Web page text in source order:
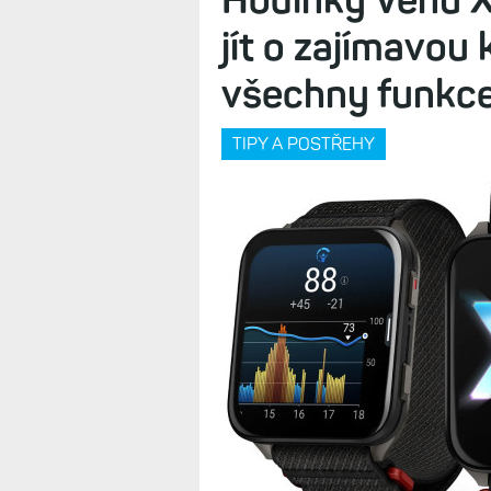
jít o zajímavou
všechny
TIPY A POSTŘEHY